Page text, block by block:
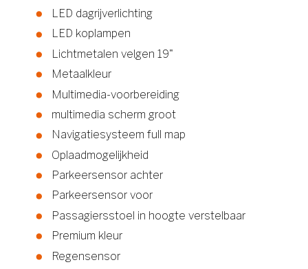
LED dagrijverlichting
LED koplampen
Lichtmetalen velgen 19"
Metaalkleur
Multimedia-voorbereiding
multimedia scherm groot
Navigatiesysteem full map
Oplaadmogelijkheid
Parkeersensor achter
Parkeersensor voor
Passagiersstoel in hoogte verstelbaar
Premium kleur
Regensensor